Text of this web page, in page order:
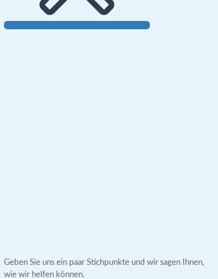
Geben Sie uns ein paar Stichpunkte und wir sagen Ihnen,
wie wir helfen können.